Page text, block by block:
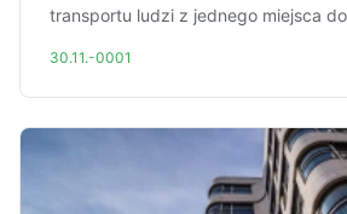
transportu ludzi z jednego miejsca
30.11.-0001